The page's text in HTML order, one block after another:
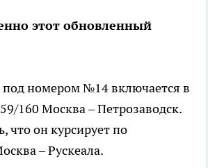
этот обновленный
номером №14 включается в
160 Москва – Петрозаводск.
что он курсирует по
– Рускеала.